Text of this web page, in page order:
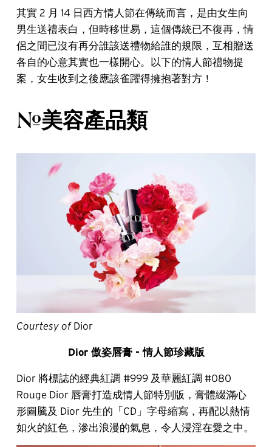
其實 2 月 14 日西方情人節在傳統而言，是由女生向
男生送禮表白，但時移世易，這個傳統已不復再，情
侶之間已沒有再分誰該送禮物給誰的規限，互相贈送
各自的心意其實也一樣開心。以下的情人節禮物提
案，女生收到之後應該雀躍得擁抱著對方！
#美容產品類
Courtesy of Dior
Dior 傲姿唇膏 - 情人節珍藏版
Dior 將標誌的經典紅調 #999 及華麗紅調 #080
Rouge Dior 唇膏打造成情人節特別版，膏體綴滿心
形圖騰及 Dior 先生的「CD」字母縮寫，再配以熱情
如火的紅色，滲出浪漫的氣息，令人浸淫在愛之中。